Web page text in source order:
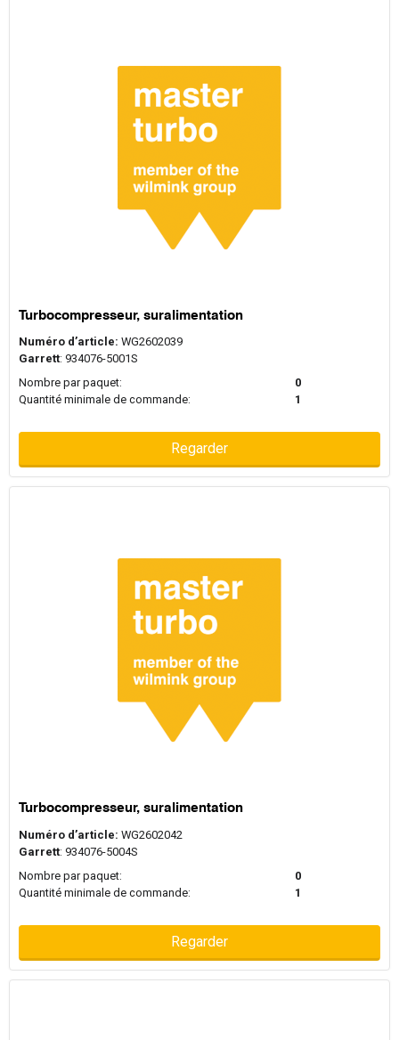
Turbocompresseur, suralimentation
Numéro d’article: WG2602039
Garrett: 934076-5001S
Nombre par paquet:
0
Quantité minimale de commande:
1
Regarder
Turbocompresseur, suralimentation
Numéro d’article: WG2602042
Garrett: 934076-5004S
Nombre par paquet:
0
Quantité minimale de commande:
1
Regarder